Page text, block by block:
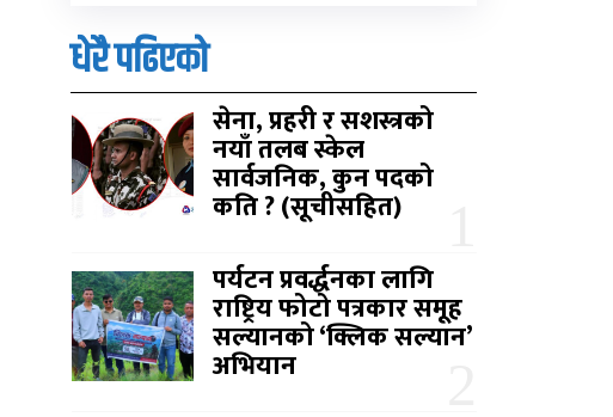
धेरै पढिएको
सेना, प्रहरी र सशस्त्रको
नयाँ तलब स्केल
सार्वजनिक, कुन पदको
कति ? (सूचीसहित)
पर्यटन प्रवर्द्धनका लागि
राष्ट्रिय फोटो पत्रकार समूह
सल्यानको ‘क्लिक सल्यान’
अभियान